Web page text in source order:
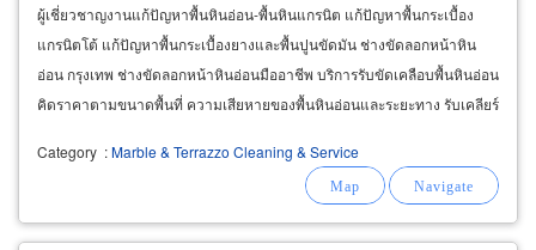
ผู้เชี่ยวชาญงานแก้ปัญหาพื้นหินอ่อน-พื้นหินแกรนิต แก้ปัญหาพื้นกระเบื้อง
แกรนิตโต้ แก้ปัญหาพื้นกระเบื้องยางและพื้นปูนขัดมัน ช่างขัดลอกหน้าหิน
อ่อน กรุงเทพ ช่างขัดลอกหน้าหินอ่อนมืออาชีพ บริการรับขัดเคลือบพื้นหินอ่อน
คิดราคาตามขนาดพื้นที่ ความเสียหายของพื้นหินอ่อนและระยะทาง รับเคลียร์
Category :Marble & Terrazzo Cleaning & Service